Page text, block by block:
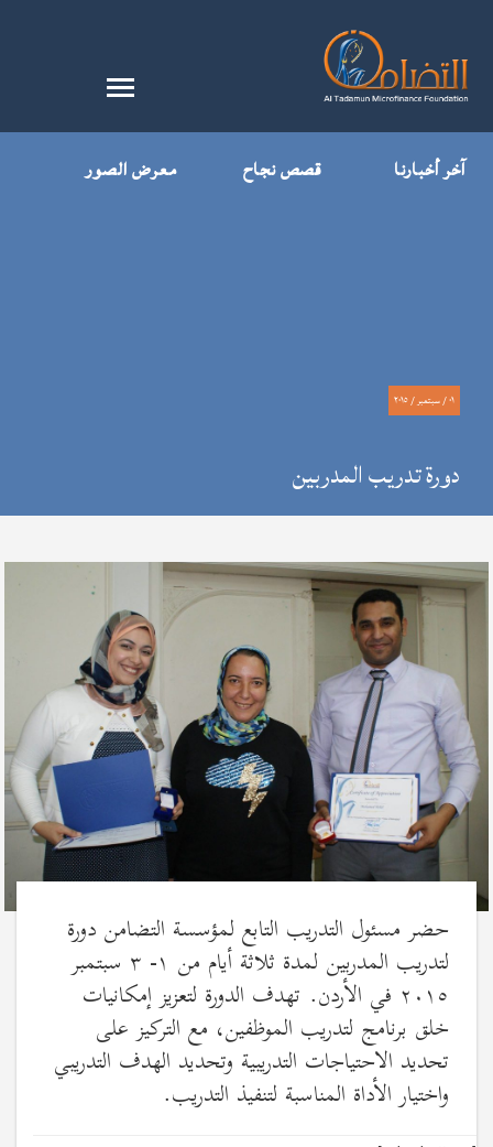
آخر أخبارنا قصص نجاح معرض الصور
٠١ / سبتمبر / ٢٠١٥
دورة تدريب المدربين
حضر مسئول التدريب التابع لمؤسسة التضامن دورة
لتدريب المدربين لمدة ثلاثة أيام من ١- ٣ سبتمبر
٢٠١٥ في الأردن. تهدف الدورة لتعزيز إمكانيات
خلق برنامج لتدريب الموظفين، مع التركيز على
تحديد الاحتياجات التدريبية وتحديد الهدف التدريبي
واختيار الأداة المناسبة لتنفيذ التدريب.